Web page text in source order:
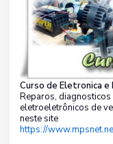
Curso de Eletronica
Reparos, diagnosticos
eletroeletrônicos de
neste site
https://